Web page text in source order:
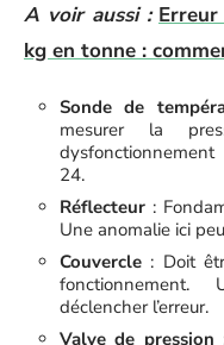
A voir aussi :
kg en tonne :
Sonde de
mesurer la
24.
Réflecteur :
Une anomalie ici
Couvercle : Doit
déclencher l’erreur.
Valve de pression